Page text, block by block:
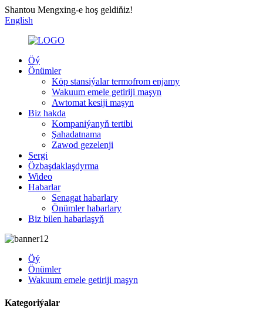
Shantou Mengxing-e hoş geldiňiz!
English
Öý
Önümler
Köp stansiýalar termofrom enjamy
Wakuum emele getiriji maşyn
Awtomat kesiji maşyn
Biz hakda
Kompaniýanyň tertibi
Şahadatnama
Zawod gezelenji
Sergi
Özbaşdaklaşdyrma
Wideo
Habarlar
Senagat habarlary
Önümler habarlary
Biz bilen habarlaşyň
Öý
Önümler
Wakuum emele getiriji maşyn
Kategoriýalar